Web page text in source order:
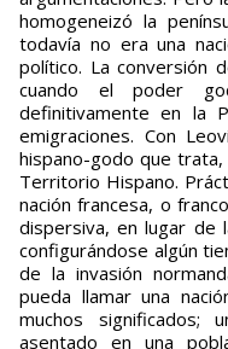
homogeneizó la
todavía no era una
político. La conversión
cuando el poder
definitivamente en la
emigraciones. Con
hispano-godo que
Territorio Hispano.
nación francesa, o
dispersiva, en lugar de
configurándose algún
de la invasión
pueda llamar una
muchos significados;
asentado en una